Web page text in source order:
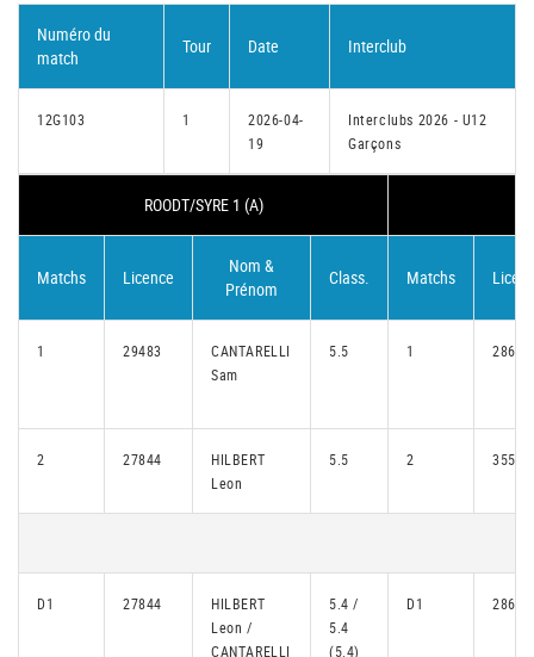
Numéro du
match
Tour Date Interclub
12G103 1
2026-04-
19
Interclubs 2026 - U12
Garçons
ROODT/SYRE 1 (A)
Matchs Licence
Nom &
Prénom
Class. Matchs
1 29483
CANTARELLI
Sam
5.5 1 28682
2 27844
HILBERT
Leon
5.5 2 35571
D1 27844
HILBERT
Leon /
CANTARELLI
5.4 /
5.4
(5.4)
D1 28682